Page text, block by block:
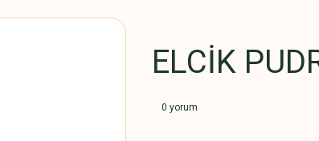
ELCİK
0 yorum